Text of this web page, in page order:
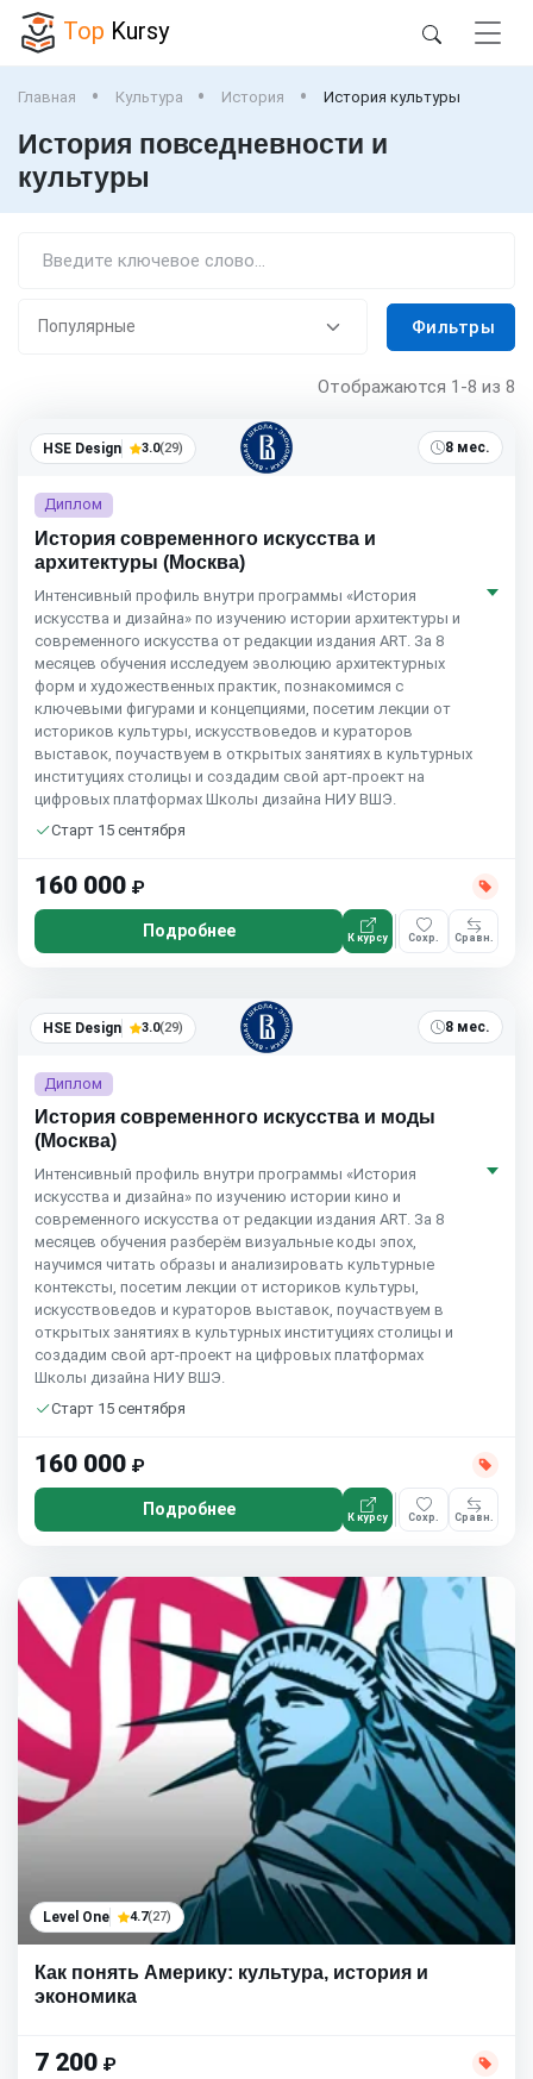
Top Kursy
Главная Культура История История культуры
История повседневности и
культуры
Фильтры
Отображаются 1-8 из 8
HSE Design 3.0(29) 8 мес.
Диплом
История современного искусства и
архитектуры (Москва)
Интенсивный профиль внутри программы «История
искусства и дизайна» по изучению истории архитектуры и
современного искусства от редакции издания ART. За 8
месяцев обучения исследуем эволюцию архитектурных
форм и художественных практик, познакомимся с
ключевыми фигурами и концепциями, посетим лекции от
историков культуры, искусствоведов и кураторов
выставок, поучаствуем в открытых занятиях в культурных
институциях столицы и создадим свой арт-проект на
цифровых платформах Школы дизайна НИУ ВШЭ.
Старт 15 сентября
160 000 ₽
Подробнее К курсу Сохр. Сравн.
HSE Design 3.0(29) 8 мес.
Диплом
История современного искусства и моды
(Москва)
Интенсивный профиль внутри программы «История
искусства и дизайна» по изучению истории кино и
современного искусства от редакции издания ART. За 8
месяцев обучения разберём визуальные коды эпох,
научимся читать образы и анализировать культурные
контексты, посетим лекции от историков культуры,
искусствоведов и кураторов выставок, поучаствуем в
открытых занятиях в культурных институциях столицы и
создадим свой арт-проект на цифровых платформах
Школы дизайна НИУ ВШЭ.
Старт 15 сентября
160 000 ₽
Подробнее К курсу Сохр. Сравн.
Level One 4.7(27)
Как понять Америку: культура, история и
экономика
7 200 ₽